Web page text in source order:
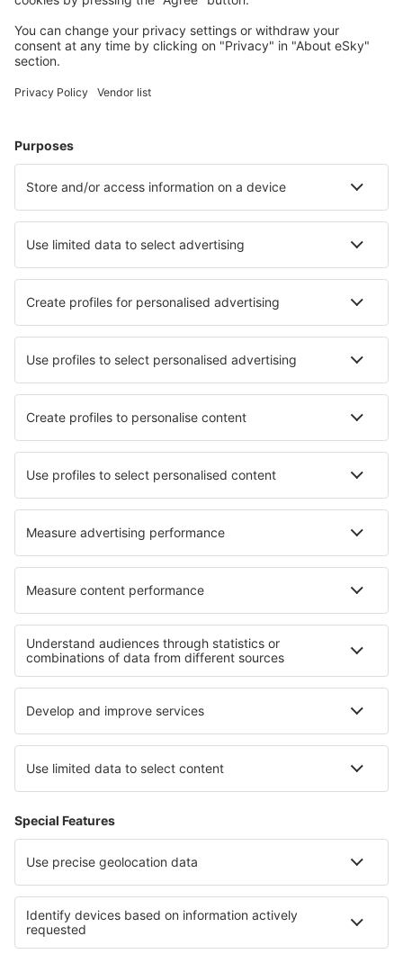
Meest gezochte accommodatie door eSky-
gebruikers
Accommodatie in Griekenland - Populaire steden
Verblijf in Chania Verblijf in Paros
Verblijf in Xanthi Verblijf in Parga Verblijf in Skiathos
Verblijf in Spata
Beste accommodatie - steden
Verblijf in Pryor Verblijf in Tournon
Verblijf in Maayyafushi Verblijf in Baad Verblijf in Barr
Verblijf in Lincolnshire Verblijf in Putzu Idu
Verblijf in Tarapacá
Beste accommodatie - regio's
Verblijf op Kreta Verblijf op Ithaka
Verblijf in Central Macedonia Verblijf in Ios
Verblijf in West Bohemian spa triangle Verblijf in Nigeria
Verblijf in Gozo Verblijf in Valmeinier
Verblijf in South Black Sea Coast